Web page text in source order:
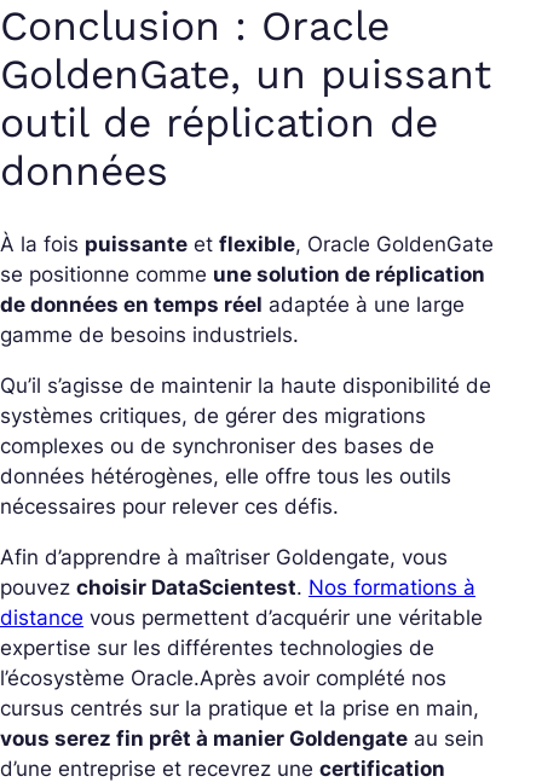
Conclusion : Oracle
GoldenGate, un puissant
outil de réplication de
données
À la fois puissante et flexible, Oracle GoldenGate
se positionne comme une solution de réplication
de données en temps réel adaptée à une large
gamme de besoins industriels.
Qu’il s’agisse de maintenir la haute disponibilité de
systèmes critiques, de gérer des migrations
complexes ou de synchroniser des bases de
données hétérogènes, elle offre tous les outils
nécessaires pour relever ces défis.
Afin d’apprendre à maîtriser Goldengate, vous
pouvez choisir DataScientest. Nos formations à
distance vous permettent d’acquérir une véritable
expertise sur les différentes technologies de
l’écosystème Oracle.Après avoir complété nos
cursus centrés sur la pratique et la prise en main,
vous serez fin prêt à manier Goldengate au sein
d’une entreprise et recevrez une certification